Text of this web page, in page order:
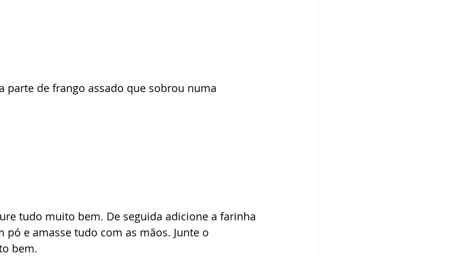
parte de frango assado que sobrou numa
tudo muito bem. De seguida adicione a farinha
e amasse tudo com as mãos. Junte o
bem.